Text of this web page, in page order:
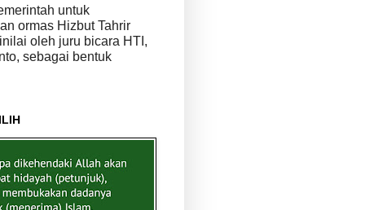
untuk
ormas Hizbut Tahrir
oleh juru bicara HTI,
sebagai bentuk